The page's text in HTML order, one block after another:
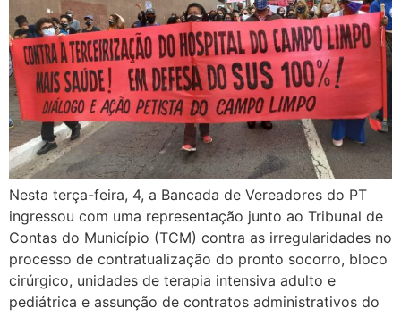
Nesta terça-feira, 4, a Bancada de Vereadores do PT
ingressou com uma representação junto ao Tribunal de
Contas do Município (TCM) contra as irregularidades no
processo de contratualização do pronto socorro, bloco
cirúrgico, unidades de terapia intensiva adulto e
pediátrica e assunção de contratos administrativos do